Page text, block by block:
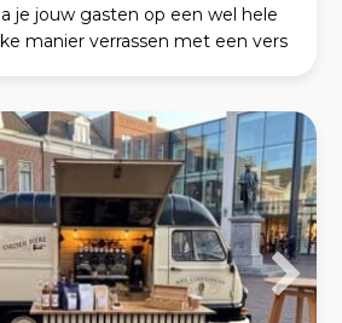
je jouw gasten op een wel hele
manier verrassen met een vers